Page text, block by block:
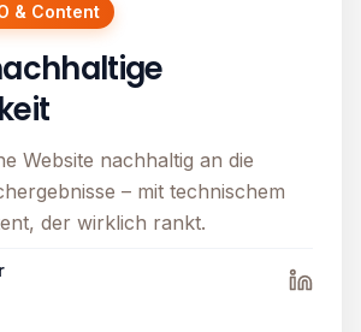
& Content
Website nachhaltig an die
– mit technischem
der wirklich rankt.